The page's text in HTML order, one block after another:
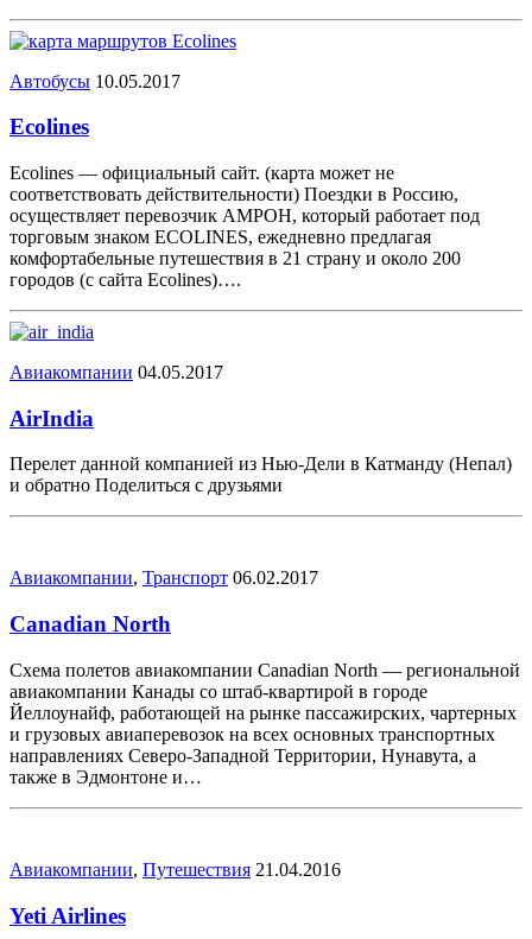
Автобусы 10.05.2017
Ecolines
Ecolines — официальный сайт. (карта может не
соответствовать действительности) Поездки в Россию,
осуществляет перевозчик АМРОН, который работает под
торговым знаком ECOLINES, ежедневно предлагая
комфортабельные путешествия в 21 страну и около 200
городов (с сайта Ecolines)….
Авиакомпании 04.05.2017
AirIndia
Перелет данной компанией из Нью-Дели в Катманду (Непал)
и обратно Поделиться с друзьями
Авиакомпании, Транспорт 06.02.2017
Canadian North
Схема полетов авиакомпании Canadian North — региональной
авиакомпании Канады со штаб-квартирой в городе
Йеллоунайф, работающей на рынке пассажирских, чартерных
и грузовых авиаперевозок на всех основных транспортных
направлениях Северо-Западной Территории, Нунавута, а
также в Эдмонтоне и…
Авиакомпании, Путешествия 21.04.2016
Yeti Airlines